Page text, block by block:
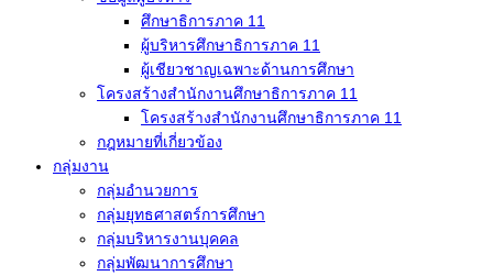
ศึกษาธิการภาค 11
ผู้บริหารศึกษาธิการภาค 11
ผู้เชียวชาญเฉพาะด้านการศึกษา
โครงสร้างสำนักงานศึกษาธิการภาค 11
โครงสร้างสำนักงานศึกษาธิการภาค 11
กฎหมายที่เกี่ยวข้อง
กลุ่มงาน
กลุ่มอำนวยการ
กลุ่มยุทธศาสตร์การศึกษา
กลุ่มบริหารงานบุคคล
กลุ่มพัฒนาการศึกษา